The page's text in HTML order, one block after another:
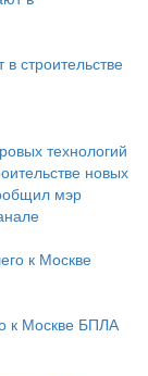
строительстве
технологий
новых
мэр
к Москве БПЛА